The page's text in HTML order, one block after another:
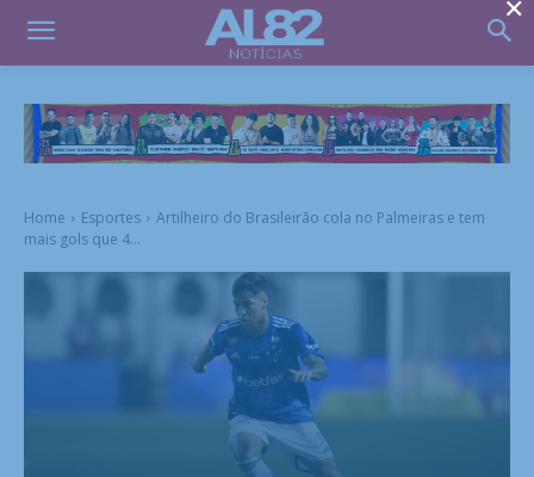
Home Esportes
Artilheiro do Brasileirão cola no Palmeiras e tem
mais gols que 4...